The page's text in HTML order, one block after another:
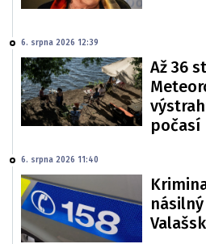
6. srpna 2026 12:39
Až 36
počasí
6. srpna 2026 11:40